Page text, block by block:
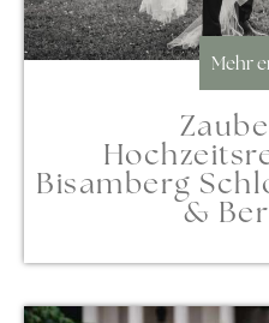
Mehr
Bisamberg
&